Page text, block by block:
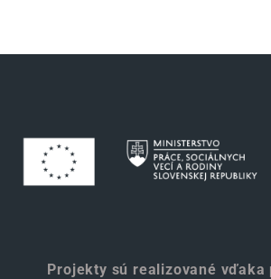
Projekty sú realizované vďaka